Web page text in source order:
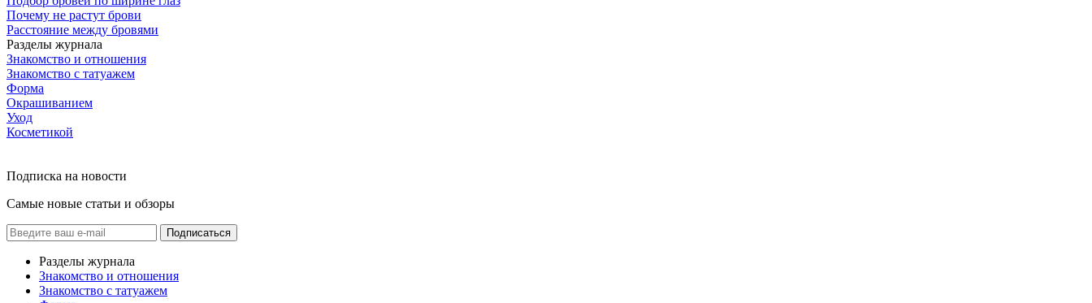
Почему не растут брови
Расстояние между бровями
Разделы журнала
Знакомство и отношения
Знакомство с татуажем
Форма
Окрашиванием
Уход
Косметикой
Подписка на новости
Самые новые статьи и обзоры
Подписаться
Разделы журнала
Знакомство и отношения
Знакомство с татуажем